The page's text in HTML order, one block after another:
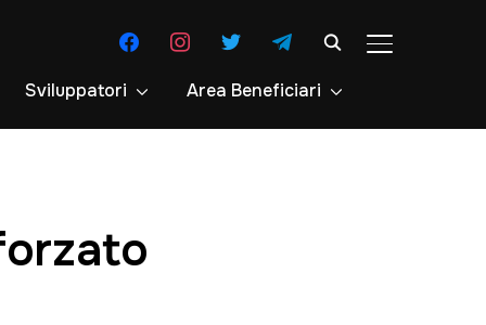
APRI/CHIUDI
facebookinstagram
twitter telegram
Sviluppatori Area Beneficiari